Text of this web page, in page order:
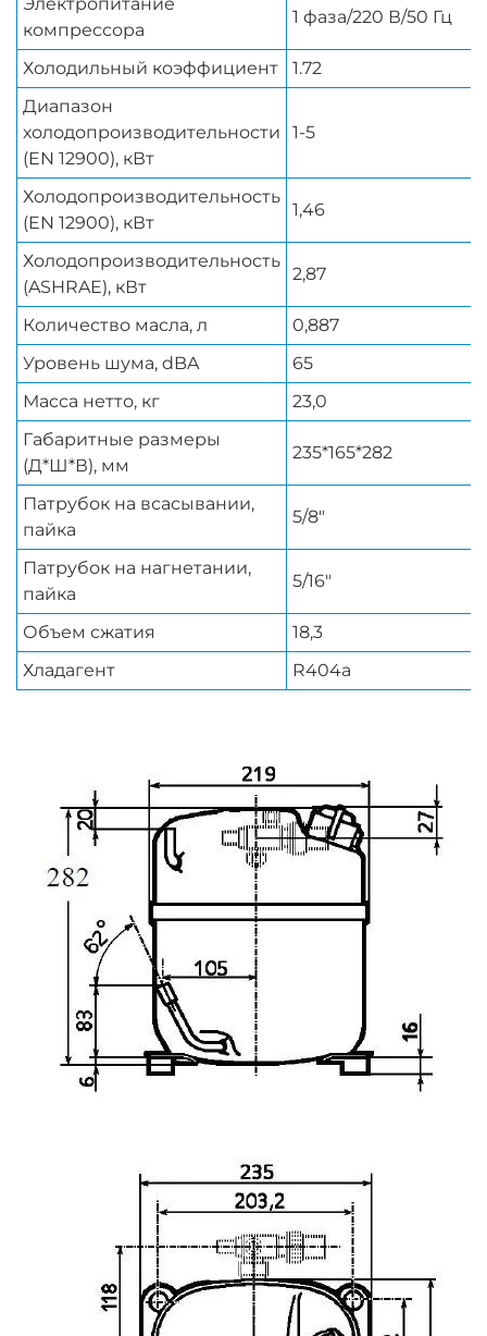
компрессора
1 фаза/220 В/50 Гц
Холодильный коэффициент
1.72
Диапазон
холодопроизводительности
(EN 12900), кВт
1-5
Холодопроизводительность
(EN 12900), кВт
1,46
Холодопроизводительность
(ASHRAE), кВт
2,87
Количество масла, л
0,887
Уровень шума, dBA
65
Масса нетто, кг
23,0
Габаритные размеры
(Д*Ш*В), мм
235*165*282
Патрубок на всасывании,
пайка
5/8"
Патрубок на нагнетании,
пайка
5/16"
Объем сжатия
18,3
Хладагент
R404a